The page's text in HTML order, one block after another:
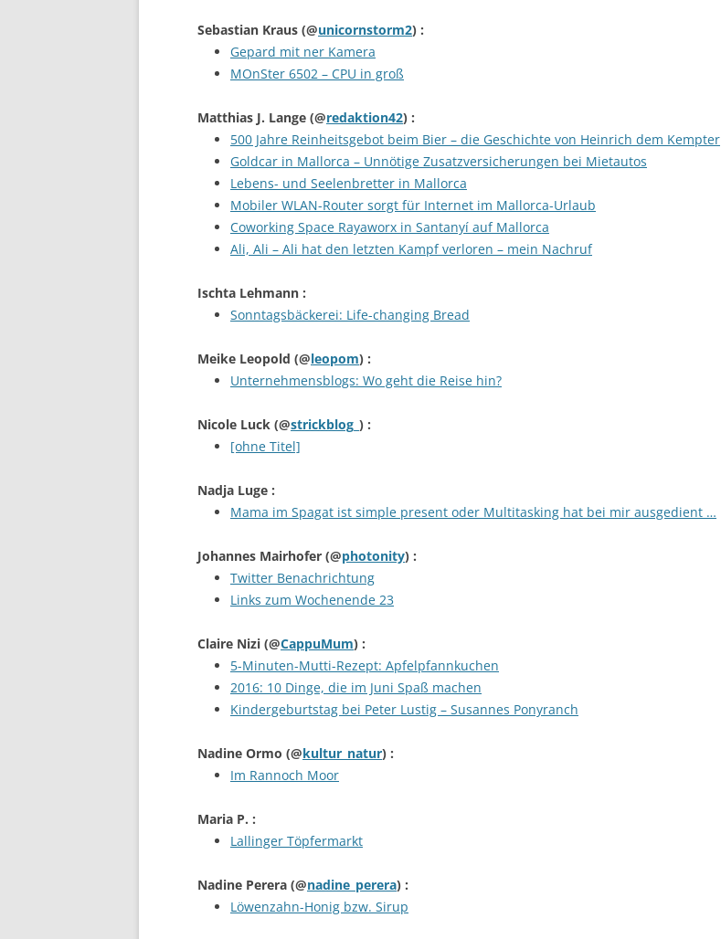
Sebastian Kraus (@unicornstorm2) :
Gepard mit ner Kamera
MOnSter 6502 – CPU in groß
Matthias J. Lange (@redaktion42) :
500 Jahre Reinheitsgebot beim Bier – die Geschichte von Heinrich dem Kempter
Goldcar in Mallorca – Unnötige Zusatzversicherungen bei Mietautos
Lebens- und Seelenbretter in Mallorca
Mobiler WLAN-Router sorgt für Internet im Mallorca-Urlaub
Coworking Space Rayaworx in Santanyí auf Mallorca
Ali, Ali – Ali hat den letzten Kampf verloren – mein Nachruf
Ischta Lehmann :
Sonntagsbäckerei: Life-changing Bread
Meike Leopold (@leopom) :
Unternehmensblogs: Wo geht die Reise hin?
Nicole Luck (@strickblog_ ) :
[ohne Titel]
Nadja Luge :
Mama im Spagat ist simple present oder Multitasking hat bei mir ausgedient …
Johannes Mairhofer (@photonity) :
Twitter Benachrichtung
Links zum Wochenende 23
Claire Nizi (@CappuMum) :
5-Minuten-Mutti-Rezept: Apfelpfannkuchen
2016: 10 Dinge, die im Juni Spaß machen
Kindergeburtstag bei Peter Lustig – Susannes Ponyranch
Nadine Ormo (@kultur_natur) :
Im Rannoch Moor
Maria P. :
Lallinger Töpfermarkt
Nadine Perera (@nadine_perera) :
Löwenzahn-Honig bzw. Sirup